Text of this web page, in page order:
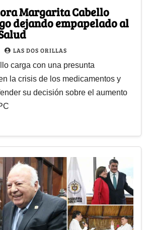
Margarita Cabello
dejando empapelado al
LAS DOS ORILLAS
carga con una presunta
la crisis de los medicamentos y
su decisión sobre el aumento